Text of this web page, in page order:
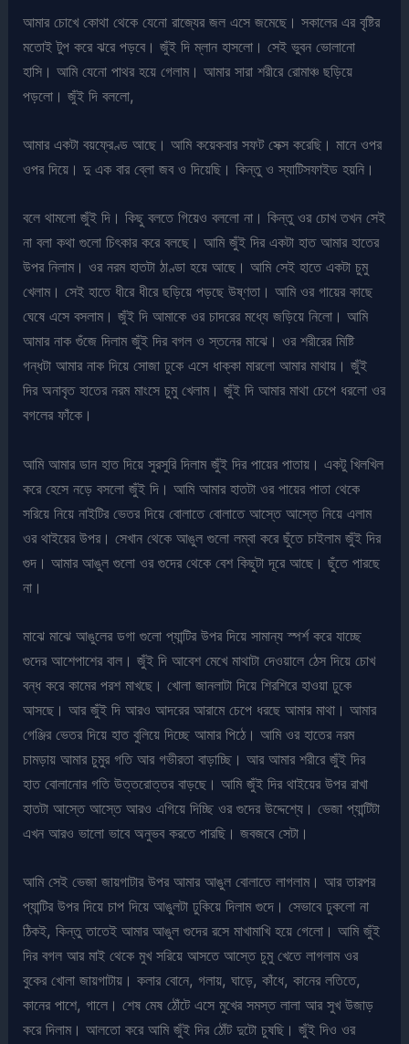
আমার চোখে কোথা থেকে যেনো রাজ্যের জল এসে জমেছে। সকালের এর বৃষ্টির
মতোই টুপ করে ঝরে পড়বে। জুঁই দি ম্লান হাসলো। সেই ভুবন ভোলানো
হাসি। আমি যেনো পাথর হয়ে গেলাম। আমার সারা শরীরে রোমাঞ্চ ছড়িয়ে
পড়লো। জুঁই দি বললো,
আমার একটা বয়ফ্রেণ্ড আছে। আমি কয়েকবার সফট সেক্স করেছি। মানে ওপর
ওপর দিয়ে। দু এক বার ব্লো জব ও দিয়েছি। কিন্তু ও স্যাটিসফাইড হয়নি।
বলে থামলো জুঁই দি। কিছু বলতে গিয়েও বললো না। কিন্তু ওর চোখ তখন সেই
না বলা কথা গুলো চিৎকার করে বলছে। আমি জুঁই দির একটা হাত আমার হাতের
উপর নিলাম। ওর নরম হাতটা ঠাণ্ডা হয়ে আছে। আমি সেই হাতে একটা চুমু
খেলাম। সেই হাতে ধীরে ধীরে ছড়িয়ে পড়ছে উষ্ণতা। আমি ওর গায়ের কাছে
ঘেষে এসে বসলাম। জুঁই দি আমাকে ওর চাদরের মধ্যে জড়িয়ে নিলো। আমি
আমার নাক গুঁজে দিলাম জুঁই দির বগল ও স্তনের মাঝে। ওর শরীরের মিষ্টি
গন্ধটা আমার নাক দিয়ে সোজা ঢুকে এসে ধাক্কা মারলো আমার মাথায়। জুঁই
দির অনাবৃত হাতের নরম মাংসে চুমু খেলাম। জুঁই দি আমার মাথা চেপে ধরলো ওর
বগলের ফাঁকে।
আমি আমার ডান হাত দিয়ে সুরসুরি দিলাম জুঁই দির পায়ের পাতায়। একটু খিলখিল
করে হেসে নড়ে বসলো জুঁই দি। আমি আমার হাতটা ওর পায়ের পাতা থেকে
সরিয়ে নিয়ে নাইটির ভেতর দিয়ে বোলাতে বোলাতে আস্তে আস্তে নিয়ে এলাম
ওর থাইয়ের উপর। সেখান থেকে আঙুল গুলো লম্বা করে ছুঁতে চাইলাম জুঁই দির
গুদ। আমার আঙুল গুলো ওর গুদের থেকে বেশ কিছুটা দূরে আছে। ছুঁতে পারছে
না।
মাঝে মাঝে আঙুলের ডগা গুলো প্যান্টির উপর দিয়ে সামান্য স্পর্শ করে যাচ্ছে
গুদের আশেপাশের বাল। জুঁই দি আবেশ মেখে মাথাটা দেওয়ালে ঠেস দিয়ে চোখ
বন্ধ করে কামের পরশ মাখছে। খোলা জানলাটা দিয়ে শিরশিরে হাওয়া ঢুকে
আসছে। আর জুঁই দি আরও আদরের আরামে চেপে ধরছে আমার মাথা। আমার
গেঞ্জির ভেতর দিয়ে হাত বুলিয়ে দিচ্ছে আমার পিঠে। আমি ওর হাতের নরম
চামড়ায় আমার চুমুর গতি আর গভীরতা বাড়াচ্ছি। আর আমার শরীরে জুঁই দির
হাত বোলানোর গতি উত্তরোত্তর বাড়ছে। আমি জুঁই দির থাইয়ের উপর রাখা
হাতটা আস্তে আস্তে আরও এগিয়ে দিচ্ছি ওর গুদের উদ্দেশ্যে। ভেজা প্যান্টিটা
এখন আরও ভালো ভাবে অনুভব করতে পারছি। জবজবে সেটা।
আমি সেই ভেজা জায়গাটার উপর আমার আঙুল বোলাতে লাগলাম। আর তারপর
প্যান্টির উপর দিয়ে চাপ দিয়ে আঙুলটা ঢুকিয়ে দিলাম গুদে। সেভাবে ঢুকলো না
ঠিকই, কিন্তু তাতেই আমার আঙুল গুদের রসে মাখামাখি হয়ে গেলো। আমি জুঁই
দির বগল আর মাই থেকে মুখ সরিয়ে আসতে আস্তে চুমু খেতে লাগলাম ওর
বুকের খোলা জায়গাটায়। কলার বোনে, গলায়, ঘাড়ে, কাঁধে, কানের লতিতে,
কানের পাশে, গালে। শেষ মেষ ঠোঁটে এসে মুখের সমস্ত লালা আর সুখ উজাড়
করে দিলাম। আলতো করে আমি জুঁই দির ঠোঁট দুটো চুষছি। জুঁই দিও ওর